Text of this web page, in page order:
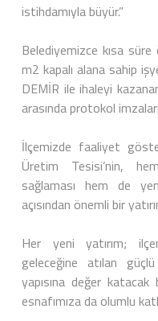
istihdamıyla büyür.”
Belediyemizce kısa
m2 kapalı alana sahip
DEMİR ile ihaleyi
arasında protokol
İlçemizde faaliyet
Üretim Tesisi’nin,
sağlaması hem de
açısından önemli bir
Her yeni yatırım;
geleceğine atılan
yapısına değer
esnafımıza da olumlu